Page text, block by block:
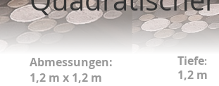
Abmessungen:
1,2 m x 1,2 m
Tiefe:
1,2 m